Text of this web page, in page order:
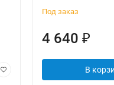
Под заказ
4 640₽
В